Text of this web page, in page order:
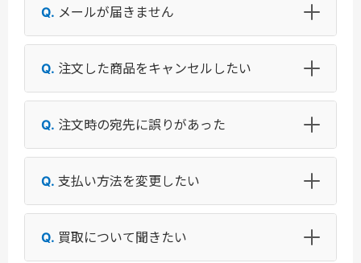
メールが届きません
注文した商品をキャンセルしたい
注文時の宛先に誤りがあった
支払い方法を変更したい
買取について聞きたい